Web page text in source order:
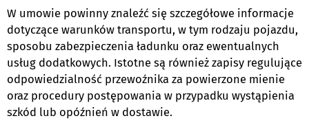
W umowie powinny znaleźć się szczegółowe informacje
dotyczące warunków transportu, w tym rodzaju pojazdu,
sposobu zabezpieczenia ładunku oraz ewentualnych
usług dodatkowych. Istotne są również zapisy regulujące
odpowiedzialność przewoźnika za powierzone mienie
oraz procedury postępowania w przypadku wystąpienia
szkód lub opóźnień w dostawie.